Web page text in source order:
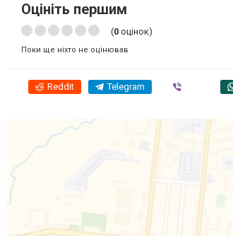
Оцініть першим
(0 оцінок)
Поки ще ніхто не оцінював
Reddit Telegram